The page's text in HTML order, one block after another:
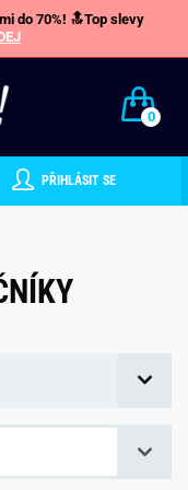
do 70%! 🔝Top slevy
0
PŘIHLÁSIT SE